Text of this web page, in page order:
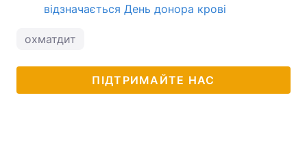
відзначається День донора крові
охматдит
ПІДТРИМАЙТЕ НАС